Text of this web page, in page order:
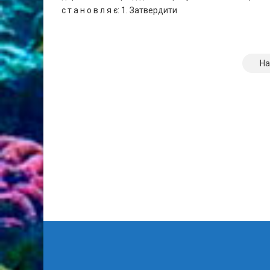
с т а н о в л я є: 1. Затвердити